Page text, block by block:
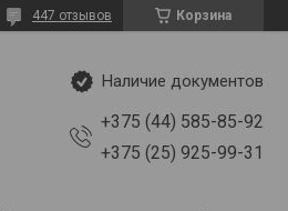
Корзина
447 отзывов
Наличие документов
+375 (44) 585-85-92
+375 (25) 925-99-31